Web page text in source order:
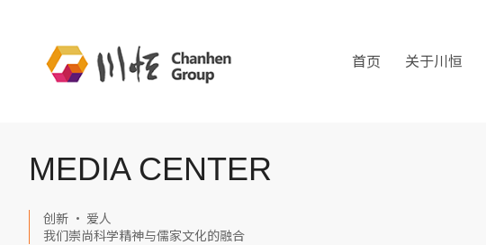
首页 关于川恒
MEDIA CENTER
创新 · 爱人
我们崇尚科学精神与儒家文化的融合